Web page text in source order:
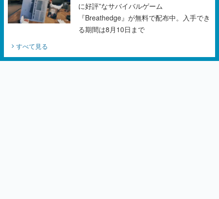
に好評”なサバイバルゲーム
『Breathedge』が無料で配布中。入手でき
る期間は8月10日まで
すべて見る